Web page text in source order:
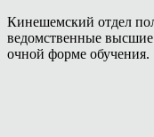
Кинешемский отдел
ведомственные высшие
очной форме обучения.